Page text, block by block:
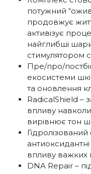
потужний
продовжує
активізує
найглибші
стимулятором
Пре/про/
екосистеми
та оновлення
RadicalShield –
впливу
вирівнює тон
антиоксидантні
впливу важких
DNA Repair –